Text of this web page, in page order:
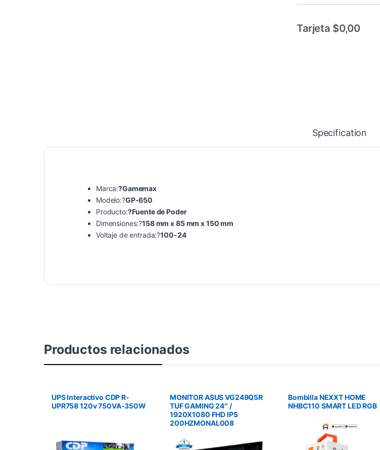
Tarjeta $0,00
Specification
Marca:?Gamemax
Modelo:?GP-650
Producto:?Fuente de Poder
Dimensiones:?158 mm x 85 mm x 150 mm
Voltaje de entrada:?100-24
Productos relacionados
UPS Interactivo CDP R-
UPR758 120v 750VA-350W
MONITOR ASUS VG249Q5R
TUF GAMING 24″ /
1920X1080 FHD IPS
200HZMONAL008
Bombilla NEXXT HOME
NHBC110 SMART LED RGB